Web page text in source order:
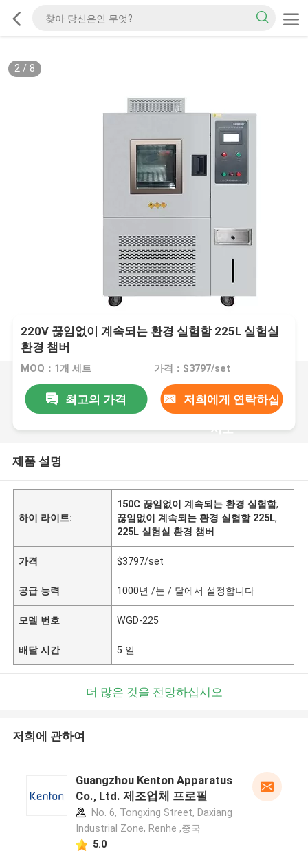
2/ 8
220V 끊임없이 계속되는 환경 실험함 225L 실험실
환경 챔버
MOQ：1개 세트 가격：$3797/set
최고의 가격 저희에게 연락하십
시오
제품 설명
하이 라이트:
150C 끊임없이 계속되는 환경 실험함,
끊임없이 계속되는 환경 실험함 225L,
225L 실험실 환경 챔버
가격 $3797/set
공급 능력 1000년 /는 / 달에서 설정합니다
모델 번호 WGD-225
배달 시간 5 일
더 많은 것을 전망하십시오
저희에 관하여
Guangzhou Kenton Apparatus
Co., Ltd. 제조업체 프로필
No. 6, Tongxing Street, Daxiang
Industrial Zone, Renhe ,중국
5.0